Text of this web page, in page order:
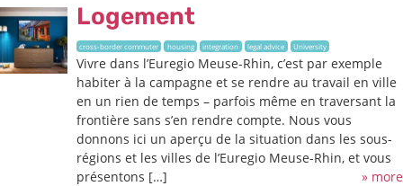
Logement
cross-border commuter housing integration legal advice University
Vivre dans l’Euregio Meuse-Rhin, c’est par exemple
habiter à la campagne et se rendre au travail en ville
en un rien de temps – parfois même en traversant la
frontière sans s’en rendre compte. Nous vous
donnons ici un aperçu de la situation dans les sous-
régions et les villes de l’Euregio Meuse-Rhin, et vous
présentons […]
» more